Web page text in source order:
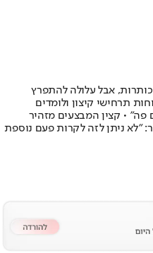
אבל עלולה להתפרץ
תרחישי קיצון ולומדים
פה" • קצין המבצעים מזהיר
"לא ניתן לזה לקרות פעם נוספת